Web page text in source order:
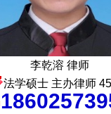
李乾溶 律师
法学硕士 主办律师